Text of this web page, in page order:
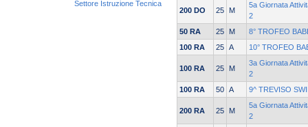
200 DO 25 M
5a Giornata
2
50 RA
25 M
8° TROFEO
100 RA
25 A 10° TROFEO
100 RA 25 M
3a Giornata
2
100 RA
50 A 9^ TREVISO
200 RA 25 M
5a Giornata
2